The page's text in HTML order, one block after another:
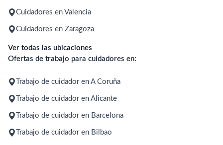
Cuidadores en Valencia
Cuidadores en Zaragoza
Ver todas las ubicaciones
Ofertas de trabajo para cuidadores en:
Trabajo de cuidador en A Coruña
Trabajo de cuidador en Alicante
Trabajo de cuidador en Barcelona
Trabajo de cuidador en Bilbao